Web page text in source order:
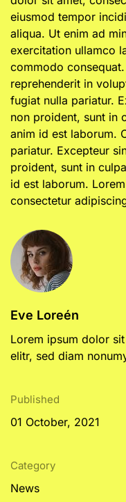
eiusmod tempor
aliqua. Ut enim ad
exercitation ullamco
commodo
reprehenderit in
fugiat nulla pariatur.
non proident, sunt in
anim id est laborum.
pariatur. Excepteur
proident, sunt in
id est laborum.
consectetur
Eve Loreén
Lorem ipsum dolor
elitr, sed diam
Published
01 October, 2021
Category
News